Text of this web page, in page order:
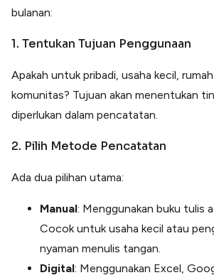
bulanan:
1. Tentukan Tujuan Penggunaan
Apakah untuk pribadi, usaha kecil,
komunitas? Tujuan akan menentukan
diperlukan dalam pencatatan.
2. Pilih Metode Pencatatan
Ada dua pilihan utama:
Manual: Menggunakan buku tulis
Cocok untuk usaha kecil atau
nyaman menulis tangan.
Digital: Menggunakan Excel,